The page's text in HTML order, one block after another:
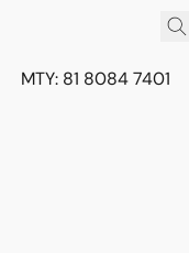
MTY: 81 8084 7401